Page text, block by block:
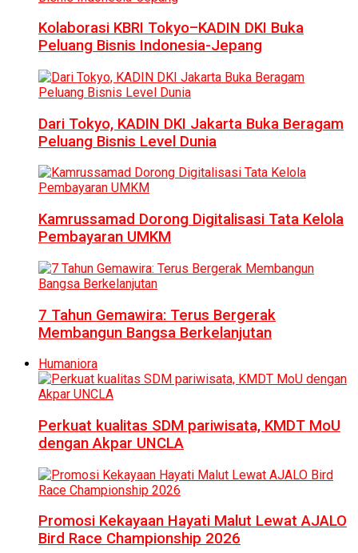
Kolaborasi KBRI Tokyo–KADIN DKI Buka
Peluang Bisnis Indonesia-Jepang
Dari Tokyo, KADIN DKI Jakarta Buka Beragam
Peluang Bisnis Level Dunia
Kamrussamad Dorong Digitalisasi Tata Kelola
Pembayaran UMKM
7 Tahun Gemawira: Terus Bergerak
Membangun Bangsa Berkelanjutan
Humaniora
Perkuat kualitas SDM pariwisata, KMDT MoU
dengan Akpar UNCLA
Promosi Kekayaan Hayati Malut Lewat AJALO
Bird Race Championship 2026